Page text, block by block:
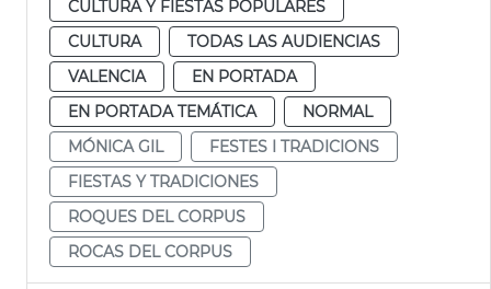
CULTURA Y FIESTAS POPULARES
CULTURA
TODAS LAS AUDIENCIAS
VALENCIA
EN PORTADA
EN PORTADA TEMÁTICA
NORMAL
MÓNICA GIL
FESTES I TRADICIONS
FIESTAS Y TRADICIONES
ROQUES DEL CORPUS
ROCAS DEL CORPUS